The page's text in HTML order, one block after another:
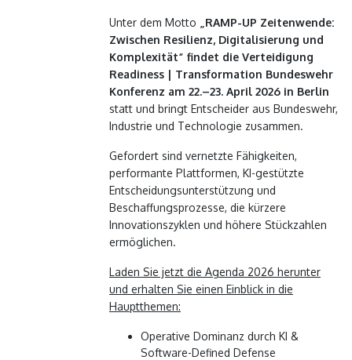
Unter dem Motto „RAMP-UP Zeitenwende:
Zwischen Resilienz, Digitalisierung und
Komplexität“ findet die Verteidigung
Readiness | Transformation Bundeswehr
Konferenz am 22.–23. April 2026 in Berlin
statt und bringt Entscheider aus Bundeswehr,
Industrie und Technologie zusammen.
Gefordert sind vernetzte Fähigkeiten,
performante Plattformen, KI-gestützte
Entscheidungsunterstützung und
Beschaffungsprozesse, die kürzere
Innovationszyklen und höhere Stückzahlen
ermöglichen.
Laden Sie jetzt die Agenda 2026 herunter
und erhalten Sie einen Einblick in die
Hauptthemen:
Operative Dominanz durch KI &
Software-Defined Defense